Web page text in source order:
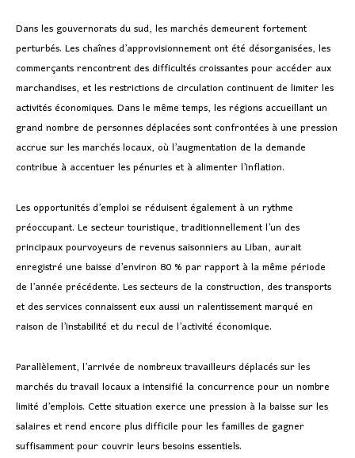
Dans les gouvernorats du sud, les marchés demeurent fortement
perturbés. Les chaînes d’approvisionnement ont été désorganisées, les
commerçants rencontrent des difficultés croissantes pour accéder aux
marchandises, et les restrictions de circulation continuent de limiter les
activités économiques. Dans le même temps, les régions accueillant un
grand nombre de personnes déplacées sont confrontées à une pression
accrue sur les marchés locaux, où l’augmentation de la demande
contribue à accentuer les pénuries et à alimenter l’inflation.
Les opportunités d’emploi se réduisent également à un rythme
préoccupant. Le secteur touristique, traditionnellement l’un des
principaux pourvoyeurs de revenus saisonniers au Liban, aurait
enregistré une baisse d’environ 80 % par rapport à la même période
de l’année précédente. Les secteurs de la construction, des transports
et des services connaissent eux aussi un ralentissement marqué en
raison de l’instabilité et du recul de l’activité économique.
Parallèlement, l’arrivée de nombreux travailleurs déplacés sur les
marchés du travail locaux a intensifié la concurrence pour un nombre
limité d’emplois. Cette situation exerce une pression à la baisse sur les
salaires et rend encore plus difficile pour les familles de gagner
suffisamment pour couvrir leurs besoins essentiels.